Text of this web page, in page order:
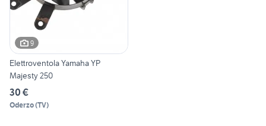
9
Elettroventola Yamaha YP
Majesty 250
30 €
Oderzo(TV)